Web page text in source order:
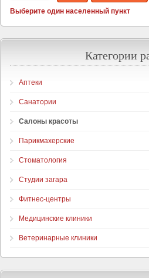
Выберите один населенный пункт
Категории
Аптеки
Санатории
Салоны красоты
Парикмахерские
Стоматология
Студии загара
Фитнес-центры
Медицинские клиники
Ветеринарные клиники